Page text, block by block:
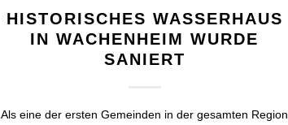
HISTORISCHES WASSERHAUS
IN WACHENHEIM WURDE
SANIERT
Als eine der ersten Gemeinden in der gesamten Region